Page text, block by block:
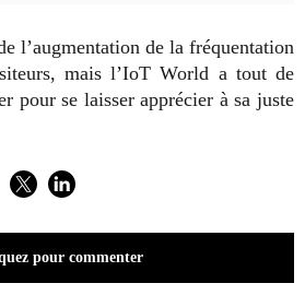
l’augmentation de la fréquentation
mais l’IoT World a tout de
pour se laisser apprécier à sa juste
TwitterLinkedIn
pour commenter